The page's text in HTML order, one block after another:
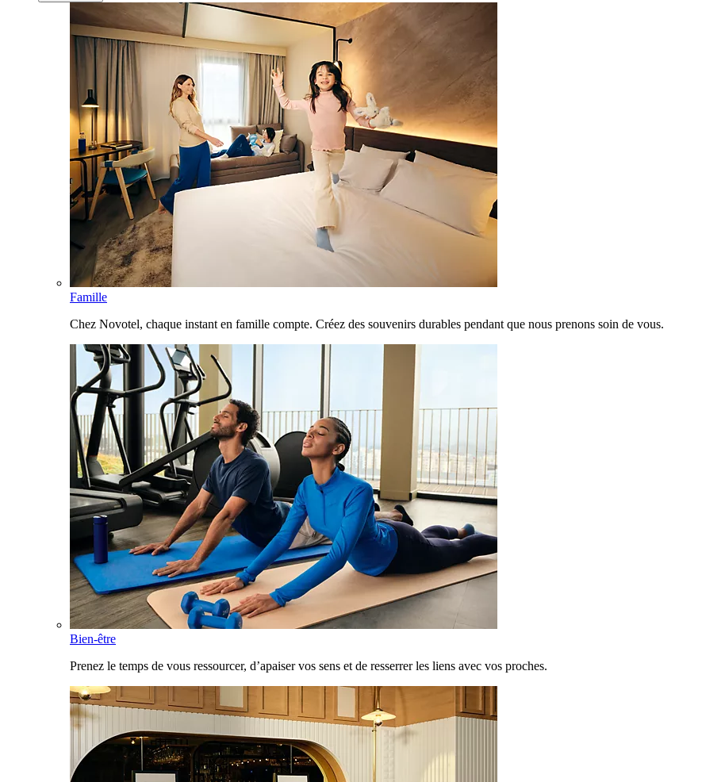
Famille
Chez Novotel, chaque instant en famille compte. Créez des souvenirs durables pendant que nous prenons soin de vous.
Bien-être
Prenez le temps de vous ressourcer, d’apaiser vos sens et de resserrer les liens avec vos proches.